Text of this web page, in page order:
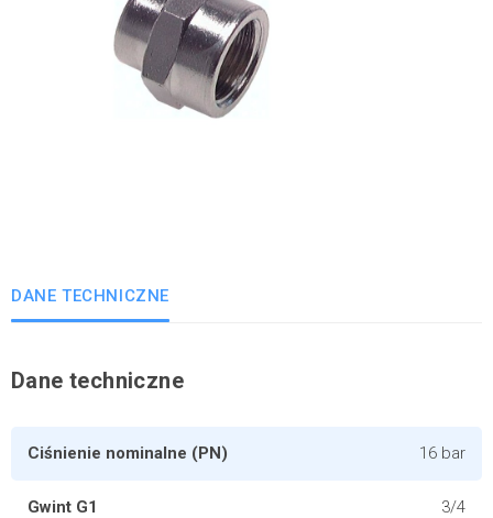
DANE TECHNICZNE
Dane techniczne
Ciśnienie nominalne (PN) 16 bar
Gwint G1 3/4